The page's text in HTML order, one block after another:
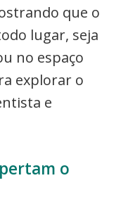
que o
lugar, seja
no espaço
explorar o
e
o